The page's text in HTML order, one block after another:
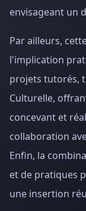
envisageant un
Par ailleurs,
l'implication
projets tutorés,
Culturelle,
concevant et
collaboration
Enfin, la
et de pratiques
une insertion